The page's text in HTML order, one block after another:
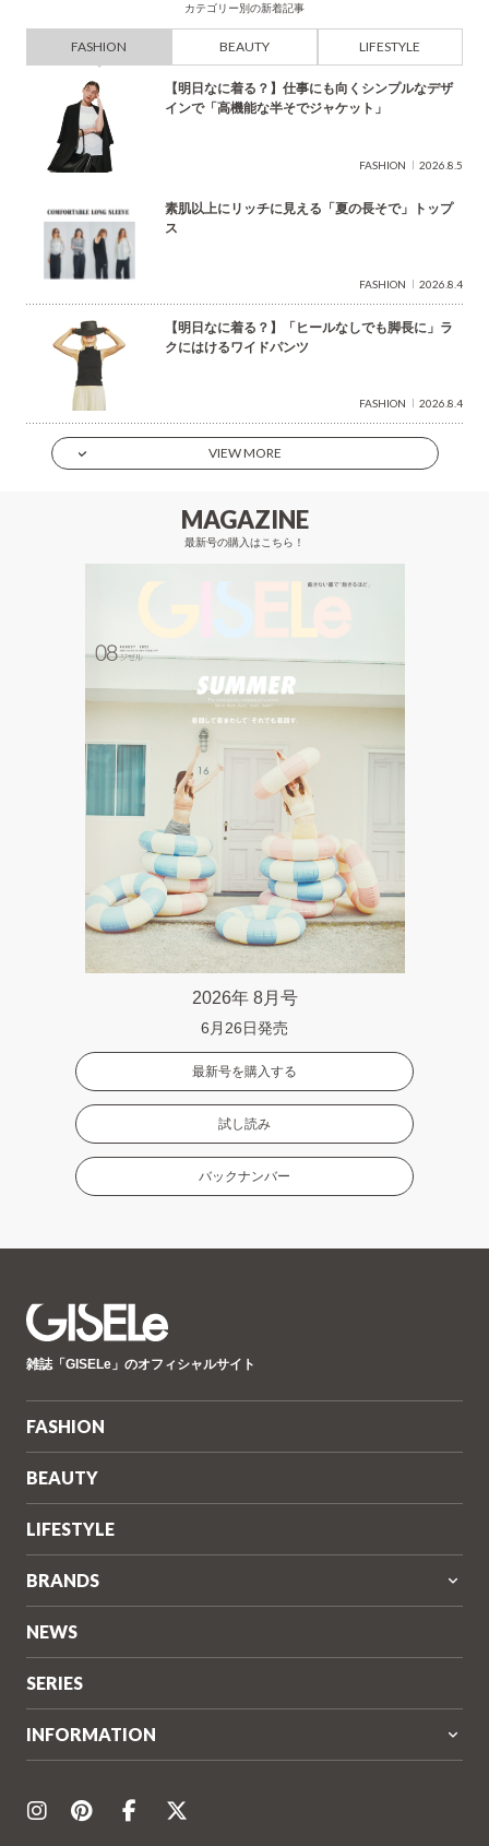
カテゴリー別の新着記事
FASHION BEAUTY LIFESTYLE
【明日なに着る？】仕事にも向くシンプルなデザ
インで「高機能な半そでジャケット」
FASHION 2026.8.5
素肌以上にリッチに見える「夏の長そで」トップ
ス
FASHION 2026.8.4
【明日なに着る？】「ヒールなしでも脚長に」ラ
クにはけるワイドパンツ
FASHION 2026.8.4
VIEW MORE
MAGAZINE
最新号の購入はこちら！
2026年 8月号
6月26日発売
最新号を購入する
試し読み
バックナンバー
ゼ
雑誌「GISELe」のオフィシャルサイト
FASHION
BEAUTY
LIFESTYLE
BRANDS
NEWS
SERIES
INFORMATION